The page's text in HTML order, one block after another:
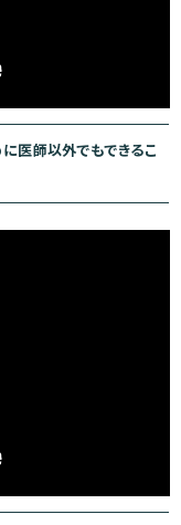
医師以外でもできるこ